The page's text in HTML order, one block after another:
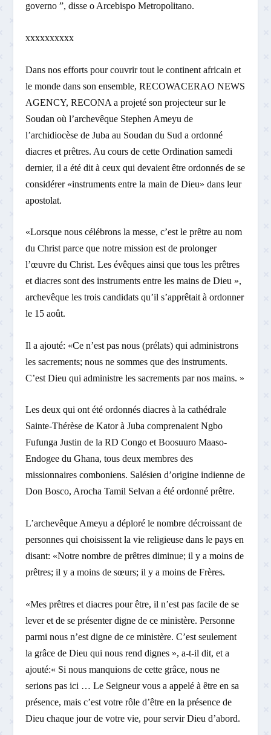
governo ”, disse o Arcebispo Metropolitano.
xxxxxxxxxx
Dans nos efforts pour couvrir tout le continent africain et
le monde dans son ensemble, RECOWACERAO NEWS
AGENCY, RECONA a projeté son projecteur sur le
Soudan où l’archevêque Stephen Ameyu de
l’archidiocèse de Juba au Soudan du Sud a ordonné
diacres et prêtres. Au cours de cette Ordination samedi
dernier, il a été dit à ceux qui devaient être ordonnés de se
considérer «instruments entre la main de Dieu» dans leur
apostolat.
«Lorsque nous célébrons la messe, c’est le prêtre au nom
du Christ parce que notre mission est de prolonger
l’œuvre du Christ. Les évêques ainsi que tous les prêtres
et diacres sont des instruments entre les mains de Dieu »,
archevêque les trois candidats qu’il s’apprêtait à ordonner
le 15 août.
Il a ajouté: «Ce n’est pas nous (prélats) qui administrons
les sacrements; nous ne sommes que des instruments.
C’est Dieu qui administre les sacrements par nos mains. »
Les deux qui ont été ordonnés diacres à la cathédrale
Sainte-Thérèse de Kator à Juba comprenaient Ngbo
Fufunga Justin de la RD Congo et Boosuuro Maaso-
Endogee du Ghana, tous deux membres des
missionnaires comboniens. Salésien d’origine indienne de
Don Bosco, Arocha Tamil Selvan a été ordonné prêtre.
L’archevêque Ameyu a déploré le nombre décroissant de
personnes qui choisissent la vie religieuse dans le pays en
disant: «Notre nombre de prêtres diminue; il y a moins de
prêtres; il y a moins de sœurs; il y a moins de Frères.
«Mes prêtres et diacres pour être, il n’est pas facile de se
lever et de se présenter digne de ce ministère. Personne
parmi nous n’est digne de ce ministère. C’est seulement
la grâce de Dieu qui nous rend dignes », a-t-il dit, et a
ajouté:« Si nous manquions de cette grâce, nous ne
serions pas ici … Le Seigneur vous a appelé à être en sa
présence, mais c’est votre rôle d’être en la présence de
Dieu chaque jour de votre vie, pour servir Dieu d’abord.